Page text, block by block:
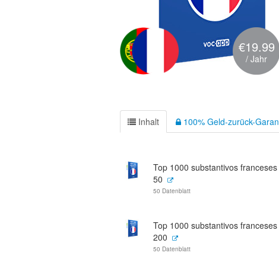
€19.99
/ Jahr
Inhalt 100% Geld-zurück-
Top 1000 substantivos franceses
50
50 Datenblatt
Top 1000 substantivos
200
50 Datenblatt